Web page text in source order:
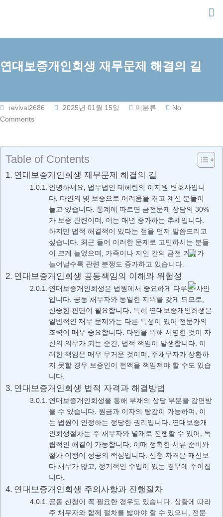
content
연대보증개인회생 재무문제 해결의 길
revival2686 2025년 01월 15일 미분류
No
Comments
Table of Contents
연대보증개인회생 재무문제 해결의 길
안녕하세요, 법무법인 테헤란의 이지원 변호사입니
다. 타인의 빚 보증으로 어려움을 겪고 계신 분들이
늘고 있습니다. 통계에 따르면 금전문제 상담의 30%
가 보증 관련이며, 이는 매년 증가하는 추세입니다.
하지만 법적 해결책이 있다는 점을 먼저 말씀드리고
싶습니다. 최근 들어 이러한 문제로 고민하시는 분들
이 크게 늘었으며, 가족이나 지인 간의 금전 거래가
늘어날수록 관련 분쟁도 증가하고 있습니다.
연대보증개인회생 공동책임의 이해와 위험성
연대보증개인회생은 법원에서 중요하게 다루는 사안
입니다. 공동 채무자와 동일한 지위를 갖게 되므로,
신중한 판단이 필요합니다. 특히 연대보증개인회생은
일반적인 재무 문제와는 다른 특성이 있어 전문가의
조력이 매우 중요합니다. 타인을 위해 서명한 것이 자
신의 의무가 되는 순간, 법적 책임이 발생합니다. 이
러한 책임은 매우 무거운 것이며, 주채무자가 상환하
지 못할 경우 보증인이 전액을 책임져야 할 수도 있습
니다.
연대보증개인회생 법적 자격과 해결방법
연대보증개인회생을 통해 부채의 상당 부분을 감면받
을 수 있습니다. 원금과 이자의 탕감이 가능하며, 이
는 법원이 인정하는 정당한 권리입니다. 연대보증개
인회생절차는 주 채무자와 별개로 진행할 수 있어, 독
립적인 해결이 가능합니다. 이때 정확한 서류 준비와
절차 이행이 성공의 핵심입니다. 신청 자격은 재산보
다 채무가 많고, 정기적인 수입이 있는 경우에 주어집
니다.
연대보증개인회생 주의사항과 진행절차
공동 신청이 꼭 필요한 경우도 있습니다. 상황에 따라
주 채무자와 함께 절차를 밟아야 할 수 있으니, 전문